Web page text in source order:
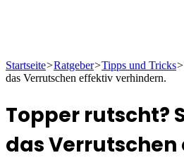
Startseite>Ratgeber>Tipps und Tricks>
das Verrutschen effektiv verhindern.
Topper rutscht?
das